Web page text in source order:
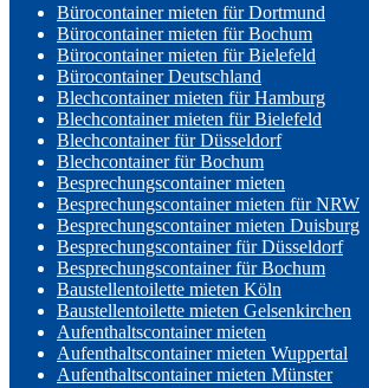
Bürocontainer mieten für Dortmund
Bürocontainer mieten für Bochum
Bürocontainer mieten für Bielefeld
Bürocontainer Deutschland
Blechcontainer mieten für Hamburg
Blechcontainer mieten für Bielefeld
Blechcontainer für Düsseldorf
Blechcontainer für Bochum
Besprechungscontainer mieten
Besprechungscontainer mieten für NRW
Besprechungscontainer mieten Duisburg
Besprechungscontainer für Düsseldorf
Besprechungscontainer für Bochum
Baustellentoilette mieten Köln
Baustellentoilette mieten Gelsenkirchen
Aufenthaltscontainer mieten
Aufenthaltscontainer mieten Wuppertal
Aufenthaltscontainer mieten Münster